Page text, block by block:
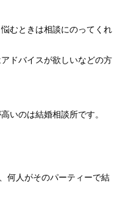
むときは相談にのってくれ
ドバイスが欲しいなどの方
いのは結婚相談所です。
何人がそのパーティーで結